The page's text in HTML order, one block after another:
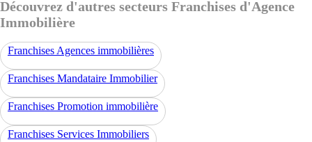
Découvrez d'autres secteurs Franchises d'Agence
Immobilière
Franchises Agences immobilières
Franchises Mandataire Immobilier
Franchises Promotion immobilière
Franchises Services Immobiliers